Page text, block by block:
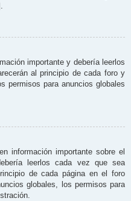
importante y debería leerlos
al principio de cada foro y
permisos para anuncios globales
información importante sobre el
leerlos cada vez que sea
de cada página en el foro
globales, los permisos para